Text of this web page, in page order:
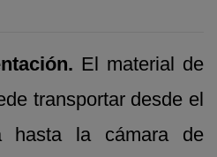
El material de
transportar desde el
hasta la cámara de